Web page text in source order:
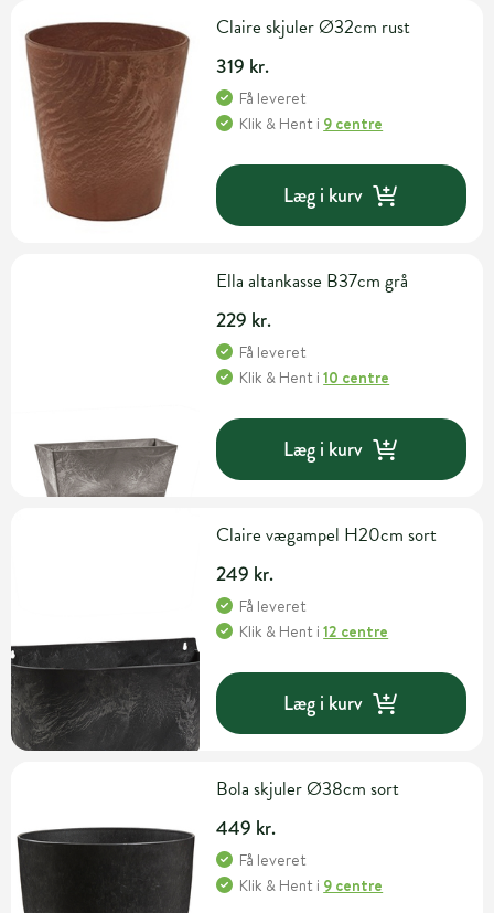
Claire skjuler Ø32cm rust
319 kr.
Få leveret
Klik & Hent i 9 centre
Læg i kurv
Ella altankasse B37cm grå
229 kr.
Få leveret
Klik & Hent i10 centre
Læg i kurv
Claire vægampel H20cm sort
249 kr.
Få leveret
Klik & Hent i12 centre
Læg i kurv
Bola skjuler Ø38cm sort
449 kr.
Få leveret
Klik & Hent i 9 centre